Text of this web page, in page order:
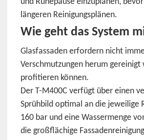
längeren Reinigungsplänen.
Wie geht das System
Glasfassaden erfordern nicht
Verschmutzungen herum
profitieren können.
Der T-M400C verfügt über einen
Sprühbild optimal an die jeweilige
160 bar und eine Wassermenge
die großflächige